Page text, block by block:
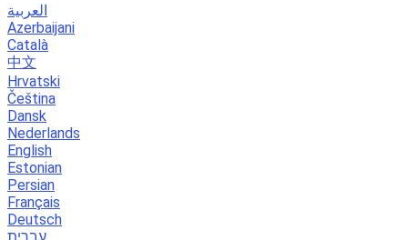
العربية
Azerbaijani
Català
中文
Hrvatski
Čeština
Dansk
Nederlands
English
Estonian
Persian
Français
Deutsch